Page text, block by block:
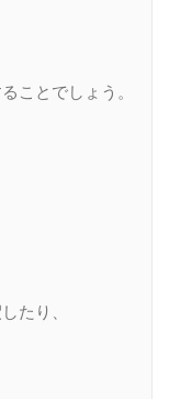
ことでしょう。
たり、